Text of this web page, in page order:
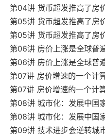
第04讲 货币超发推高了房
第05讲 货币超发推高了房
第05讲 货币超发推高了房
第06讲 房价上涨是全球普
第06讲 房价上涨是全球普
第07讲 房价增速的一个计
第07讲 房价增速的一个计
第08讲 城市化：发展中国
第08讲 城市化：发展中国
第09讲 技术进步会逆转城